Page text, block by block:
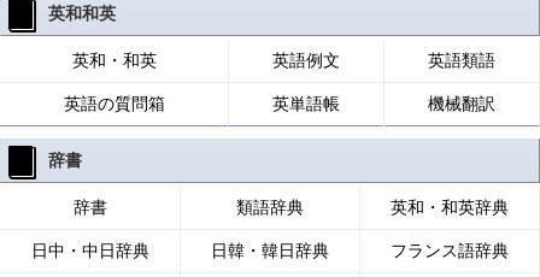
英和和英
英和・和英 英語例文 英語類語
英語の質問箱 英単語帳 機械翻訳
辞書
辞書 類語辞典 英和・和英辞典
日中・中日辞典 日韓・韓日辞典 フランス語辞典